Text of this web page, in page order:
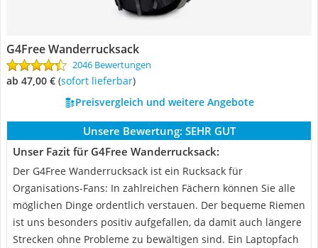
G4Free Wanderrucksack
2046 Bewertungen
ab 47,00 € ( Sofort lieferbar)
Preisvergleich und weitere Angebote
Unsere Bewertung: SEHR GUT
Unser Fazit für G4Free Wanderrucksack:
Der G4Free Wanderrucksack ist ein Rucksack für
Organisations-Fans: In zahlreichen Fächern können Sie alle
möglichen Dinge ordentlich verstauen. Der bequeme Riemen
ist uns besonders positiv aufgefallen, da damit auch längere
Strecken ohne Probleme zu bewältigen sind. Ein Laptopfach